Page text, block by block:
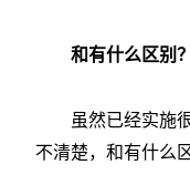
和有什么区别
虽然已经实施
不清楚，和有什么